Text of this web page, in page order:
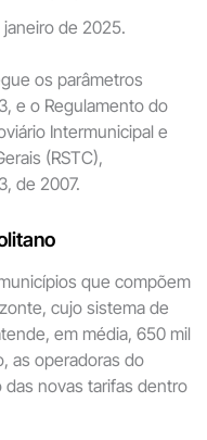
de 2025.
os parâmetros
e o Regulamento do
Intermunicipal e
(RSTC),
de 2007.
que compõem
cujo sistema de
em média, 650 mil
as operadoras do
das novas tarifas dentro